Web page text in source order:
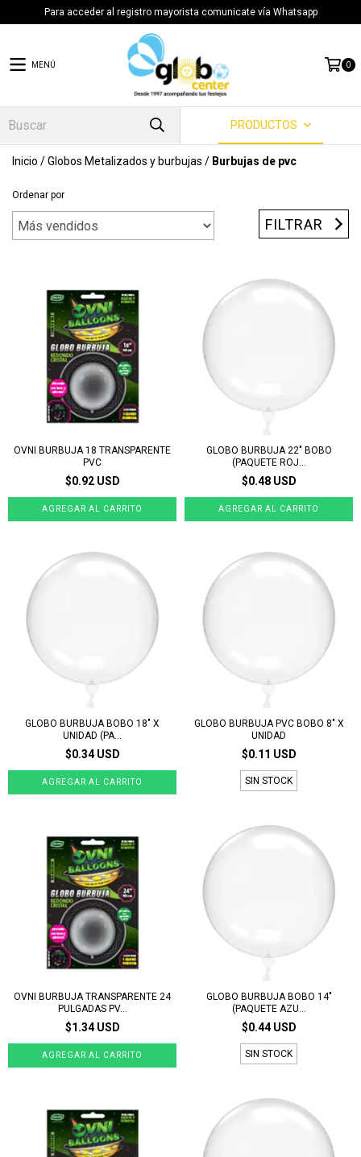
Para acceder al registro mayorista comunicate vía Whatsapp
MENÚ 0
PRODUCTOS
Inicio /Globos Metalizados y burbujas / Burbujas de pvc
Ordenar por
FILTRAR
OVNI BURBUJA 18 TRANSPARENTE
PVC
$0.92 USD
GLOBO BURBUJA 22" BOBO
(PAQUETE ROJ...
$0.48 USD
GLOBO BURBUJA BOBO 18" X
UNIDAD (PA...
$0.34 USD
GLOBO BURBUJA PVC BOBO 8" X
UNIDAD
$0.11 USD
SIN STOCK
OVNI BURBUJA TRANSPARENTE 24
PULGADAS PV...
$1.34 USD
GLOBO BURBUJA BOBO 14"
(PAQUETE AZU...
$0.44 USD
SIN STOCK